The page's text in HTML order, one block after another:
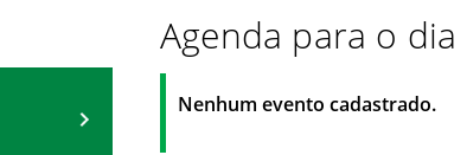
Agenda para o dia
Nenhum evento cadastrado.